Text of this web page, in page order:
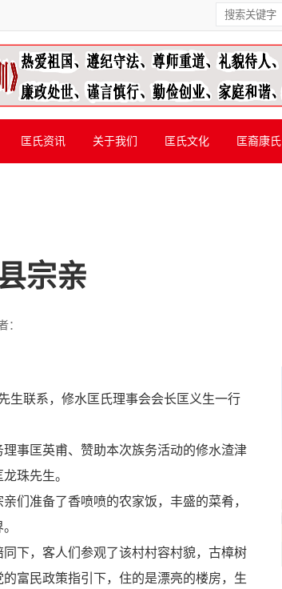
匡氏资讯 关于我们 匡氏文化 匡裔康氏
宗亲
：
生联系，修水匡氏理事会会长匡义生一行
事匡英甫、赞助本次族务活动的修水渣津
珠先生。
准备了香喷喷的农家饭，丰盛的菜肴，
下，客人们参观了该村村容村貌，古樟树
富民政策指引下，住的是漂亮的楼房，生